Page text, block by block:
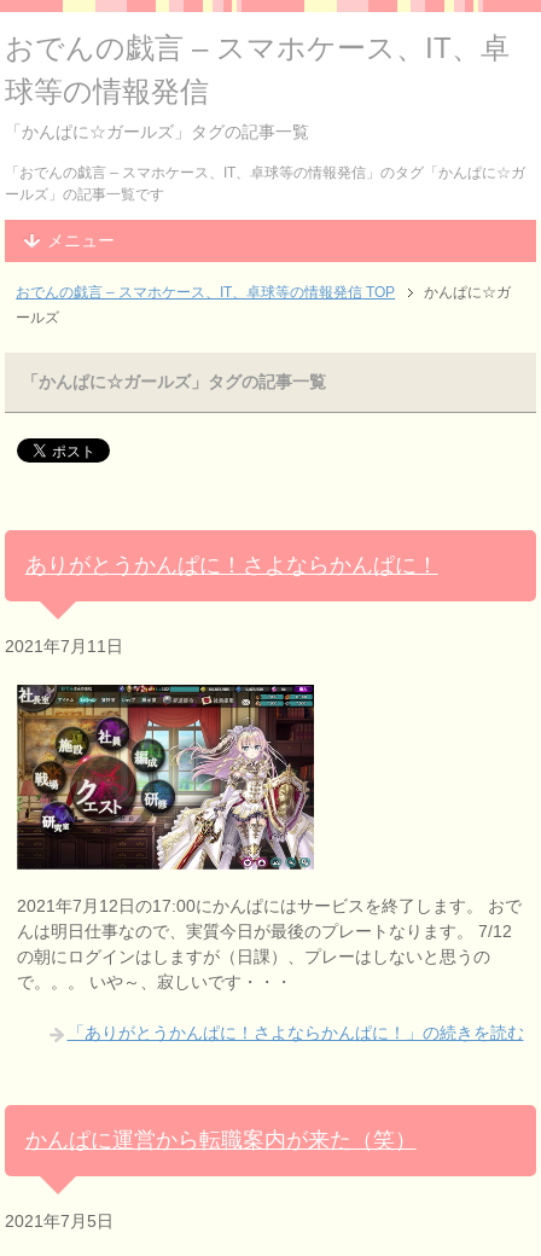
おでんの戯言 – スマホケース、IT、卓
球等の情報発信
「かんぱに☆ガールズ」タグの記事一覧
「おでんの戯言 – スマホケース、IT、卓球等の情報発信」のタグ「かんぱに☆ガ
ールズ」の記事一覧です
メニュー
おでんの戯言 – スマホケース、IT、卓球等の情報発信 TOP
かんぱに☆ガ
ールズ
「かんぱに☆ガールズ」タグの記事一覧
ありがとうかんぱに！さよならかんぱに！
2021年7月11日
2021年7月12日の17:00にかんぱにはサービスを終了します。 おで
んは明日仕事なので、実質今日が最後のプレートなります。 7/12
の朝にログインはしますが（日課）、プレーはしないと思うの
で。。。 いや～、寂しいです・・・
「ありがとうかんぱに！さよならかんぱに！」の続きを読む
かんぱに運営から転職案内が来た（笑）
2021年7月5日